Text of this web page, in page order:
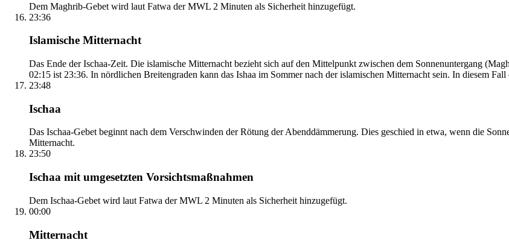
Dem Maghrib-Gebet wird laut Fatwa der MWL 2 Minuten als Sicherheit hinzugefügt.
23:36
Islamische Mitternacht
Das Ende der Ischaa-Zeit. Die islamische Mitternacht bezieht sich auf den Mittelpunkt zwischen dem Sonnenuntergang
02:15 ist 23:36. In nördlichen Breitengraden kann das Ishaa im Sommer nach der islamischen Mitternacht sein. In diesem
23:48
Ischaa
Das Ischaa-Gebet beginnt nach dem Verschwinden der Rötung der Abenddämmerung. Dies geschied in etwa, wenn die
Mitternacht.
23:50
Ischaa mit umgesetzten Vorsichtsmaßnahmen
Dem Ischaa-Gebet wird laut Fatwa der MWL 2 Minuten als Sicherheit hinzugefügt.
00:00
Mitternacht